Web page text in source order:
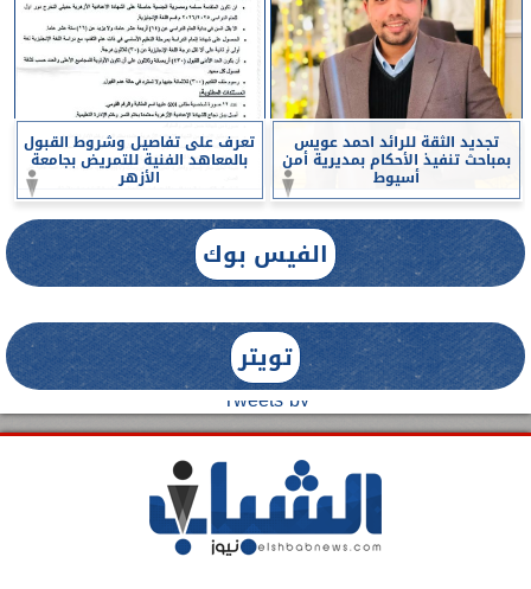
تجديد الثقة للرائد احمد عويس
بمباحث تنفيذ الأحكام بمديرية أمن
أسيوط
تعرف على تفاصيل وشروط القبول
بالمعاهد الفنية للتمريض بجامعة
الأزهر
الفيس بوك
تويتر
Tweets by